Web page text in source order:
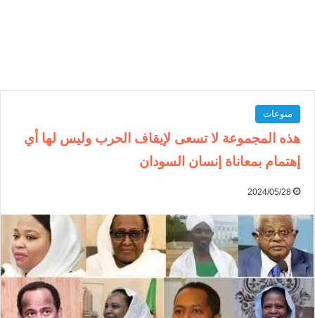
منوعات
هذه المجموعة لا تسعى لإيقاف الحرب وليس لها أي
إهتمام بمعاناة إنسان السودان
2024/05/28